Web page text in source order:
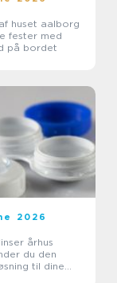
huset aalborg
fester med
på bordet
2026
århus
du den
til dine